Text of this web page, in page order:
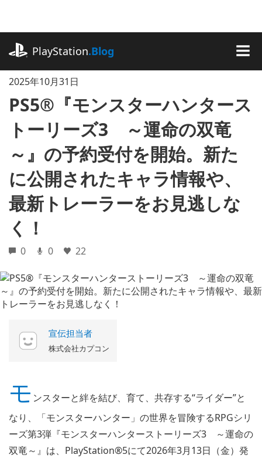
に
ッ
PlayStation.Blog
2025年10月31日
PS5®『モンスターハンタース
トーリーズ3 ～運命の双竜
～』の予約受付を開始。新た
に公開されたキャラ情報や、
最新トレーラーをお見逃しな
く！
0 0 22
宣伝担当者
株式会社カプコン
モ ンスターと絆を結び、育て、共存する“ライダー”と
なり、「モンスターハンター」の世界を冒険するRPGシリ
ーズ第3弾『モンスターハンターストーリーズ3 ～運命の
双竜～』は、PlayStation®5にて2026年3月13日（金）発